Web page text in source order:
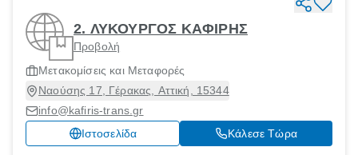
2. ΛΥΚΟΥΡΓΟΣ ΚΑΦΙΡΗΣ
Προβολή
Μετακομίσεις και Μεταφορές
Ναούσης 17, Γέρακας, Αττική, 15344
info@kafiris-trans.gr
Ιστοσελίδα
Κάλεσε Τώρα